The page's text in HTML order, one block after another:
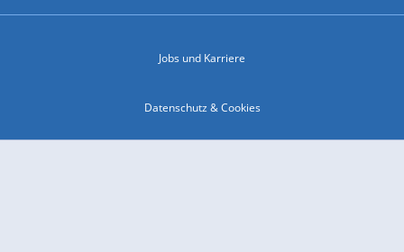
Jobs und Karriere
Datenschutz & Cookies